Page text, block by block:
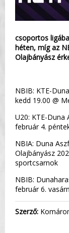
csoportos
héten, míg az
Olajbányász
NBIB: KTE-
kedd 19.00 @
U20: KTE-Duna
február 4.
NBIA: Duna
Olajbányász
sportcsarnok
NBIB:
február 6.
Szerző: